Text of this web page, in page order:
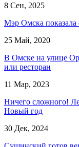
8 Сен, 2025
Мэр Омска показала
25 Май, 2020
В Омске на улице
или ресторан
11 Мар, 2023
Ничего сложного!
Новый год
30 Дек, 2024